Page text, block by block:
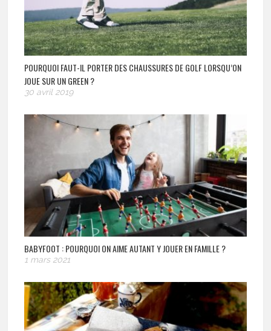
POURQUOI FAUT-IL PORTER DES CHAUSSURES DE GOLF LORSQU’ON
JOUE SUR UN GREEN ?
30 avril 2019
BABYFOOT : POURQUOI ON AIME AUTANT Y JOUER EN FAMILLE ?
1 mars 2021